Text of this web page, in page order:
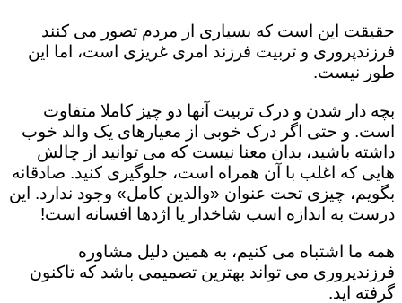
حقیقت این است که بسیاری از مردم تصور می کنند
فرزندپروری و تربیت فرزند امری غریزی است، اما این
طور نیست.
بچه دار شدن و درک تربیت آنها دو چیز کاملا متفاوت
است. و حتی اگر درک خوبی از معیارهای یک والد خوب
داشته باشید، بدان معنا نیست که می توانید از چالش
هایی که اغلب با آن همراه است، جلوگیری کنید. صادقانه
بگویم، چیزی تحت عنوان «والدین کامل» وجود ندارد. این
درست به اندازه اسب شاخدار یا اژدها افسانه است!
همه ما اشتباه می کنیم، به همین دلیل مشاوره
فرزندپروری می تواند بهترین تصمیمی باشد که تاکنون
گرفته اید.